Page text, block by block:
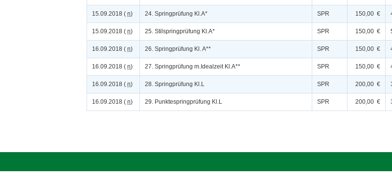
15.09.2018 ( n) 24. Springprüfung Kl.A* SPR 150,00 €
15.09.2018 ( n) 25. Stilspringprüfung Kl.A* SPR 150,00 €
16.09.2018 ( n) 26. Springprüfung Kl. A** SPR 150,00 €
16.09.2018 ( n) 27. Springprüfung m.Idealzeit Kl.A** SPR 150,00 €
16.09.2018 ( n) 28. Springprüfung Kl.L SPR 200,00 €
16.09.2018 ( n) 29. Punktespringprüfung Kl.L SPR 200,00 €